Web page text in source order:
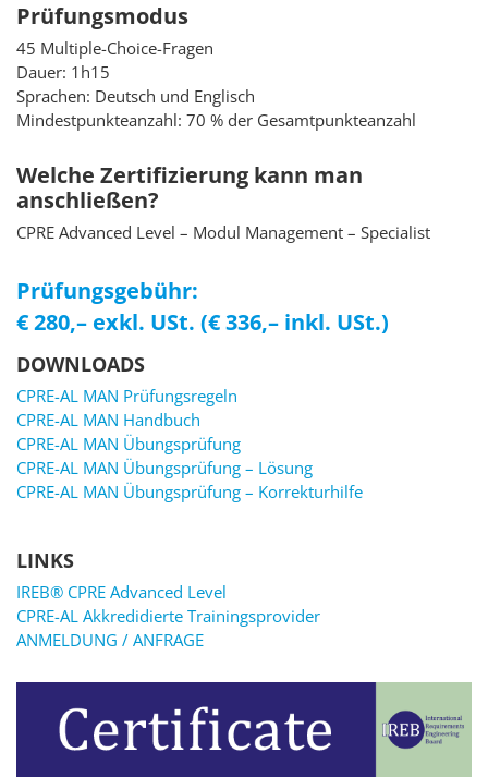
Prüfungsmodus
45 Multiple-Choice-Fragen
Dauer: 1h15
Sprachen: Deutsch und Englisch
Mindestpunkteanzahl: 70 % der Gesamtpunkteanzahl
Welche Zertifizierung kann man
anschließen?
CPRE Advanced Level – Modul Management – Specialist
Prüfungsgebühr:
€ 280,– exkl. USt. (€ 336,– inkl. USt.)
DOWNLOADS
CPRE-AL MAN Prüfungsregeln
CPRE-AL MAN Handbuch
CPRE-AL MAN Übungsprüfung
CPRE-AL MAN Übungsprüfung – Lösung
CPRE-AL MAN Übungsprüfung – Korrekturhilfe
LINKS
IREB® CPRE Advanced Level
CPRE-AL Akkredidierte Trainingsprovider
ANMELDUNG / ANFRAGE